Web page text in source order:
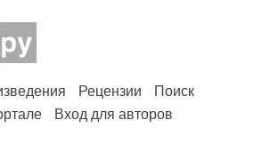
Рецензии
Поиск
Вход для авторов